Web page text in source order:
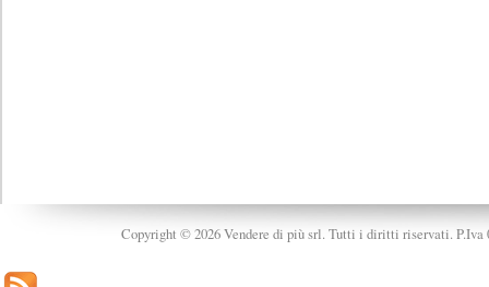
Copyright © 2026 Vendere di più srl. Tutti i diritti riservati. P.Iva